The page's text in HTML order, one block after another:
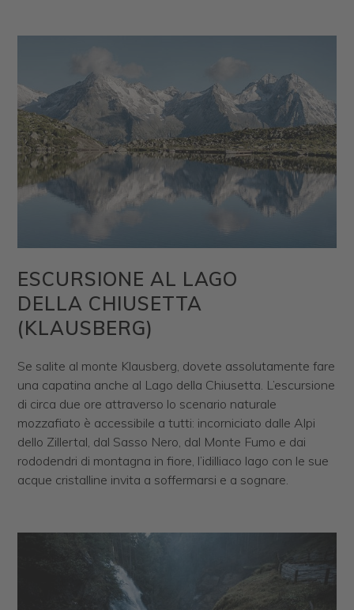
ESCURSIONE AL LAGO
DELLA CHIUSETTA
(KLAUSBERG)
Se salite al monte Klausberg, dovete assolutamente fare
una capatina anche al Lago della Chiusetta. L’escursione
di circa due ore attraverso lo scenario naturale
mozzafiato è accessibile a tutti: incorniciato dalle Alpi
dello Zillertal, dal Sasso Nero, dal Monte Fumo e dai
rododendri di montagna in fiore, l’idilliaco lago con le sue
acque cristalline invita a soffermarsi e a sognare.